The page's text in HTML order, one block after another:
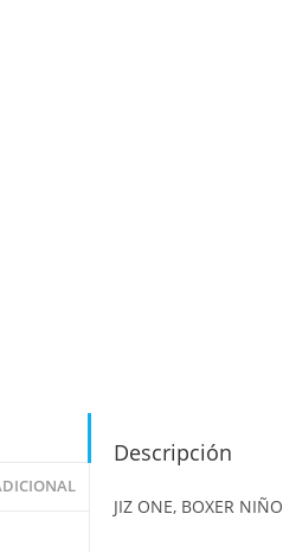
Descripción
JIZ ONE, BOXER